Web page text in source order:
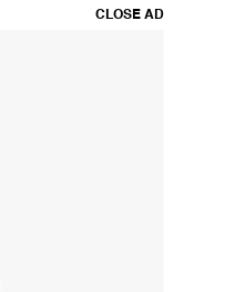
CLOSE AD